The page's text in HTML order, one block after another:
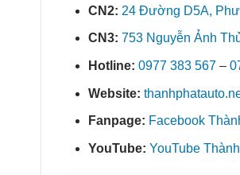
CN2: 24 Đường D5A,
CN3: 753 Nguyễn Ảnh
Hotline: 0977 383 567 –
Website:
Fanpage: Facebook
YouTube: YouTube